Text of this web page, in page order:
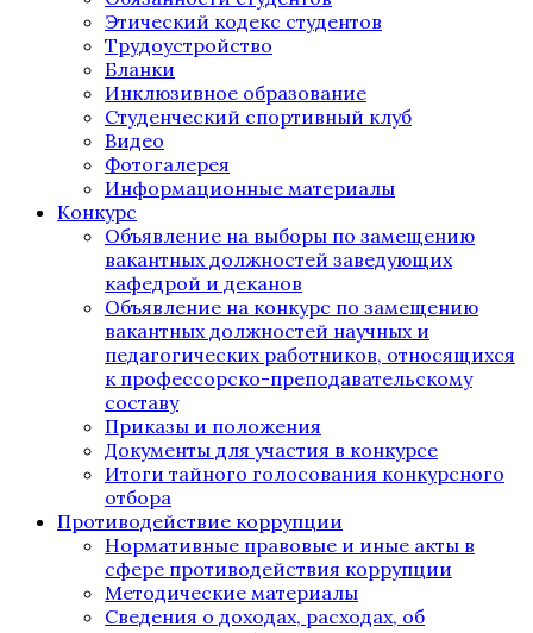
Этический кодекс студентов
Трудоустройство
Бланки
Инклюзивное образование
Студенческий спортивный клуб
Видео
Фотогалерея
Информационные материалы
Конкурс
Объявление на выборы по замещению
вакантных должностей заведующих
кафедрой и деканов
Объявление на конкурс по замещению
вакантных должностей научных и
педагогических работников, относящихся
к профессорско-преподавательскому
составу
Приказы и положения
Документы для участия в конкурсе
Итоги тайного голосования конкурсного
отбора
Противодействие коррупции
Нормативные правовые и иные акты в
сфере противодействия коррупции
Методические материалы
Сведения о доходах, расходах, об